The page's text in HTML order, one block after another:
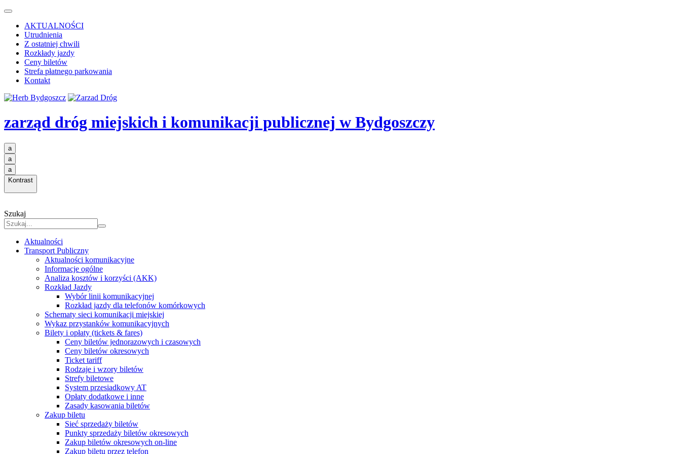
AKTUALNOŚCI
Utrudnienia
Z ostatniej chwili
Rozkłady jazdy
Ceny biletów
Strefa płatnego parkowania
Kontakt
zarząd dróg miejskich i komunikacji publicznej w Bydgoszczy
a
a
a
Kontrast
Szukaj
Aktualności
Transport Publiczny
Aktualności komunikacyjne
Informacje ogólne
Analiza kosztów i korzyści (AKK)
Rozkład Jazdy
Wybór linii komunikacyjnej
Rozkład jazdy dla telefonów komórkowych
Schematy sieci komunikacji miejskiej
Wykaz przystanków komunikacyjnych
Bilety i opłaty (tickets & fares)
Ceny biletów jednorazowych i czasowych
Ceny biletów okresowych
Ticket tariff
Rodzaje i wzory biletów
Strefy biletowe
System przesiadkowy AT
Opłaty dodatkowe i inne
Zasady kasowania biletów
Zakup biletu
Sieć sprzedaży biletów
Punkty sprzedaży biletów okresowych
Zakup biletów okresowych on-line
Zakup biletu przez telefon